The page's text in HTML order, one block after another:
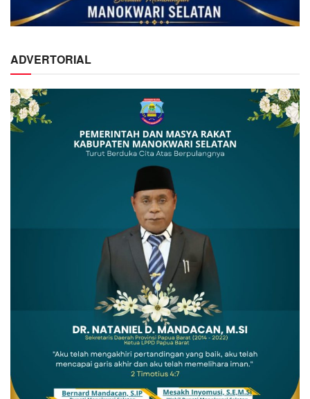
ADVERTORIAL